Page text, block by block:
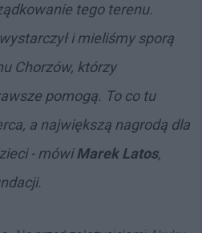
tego terenu.
i mieliśmy sporą
Chorzów, którzy
pomogą. To co tu
a największą nagrodą dla
- mówiMarek Latos,